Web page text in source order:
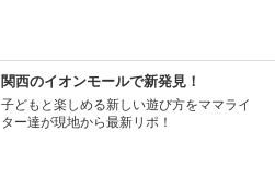
関西のイオンモールで新発見！
子どもと楽しめる新しい遊び方をママライ
ター達が現地から最新リポ！